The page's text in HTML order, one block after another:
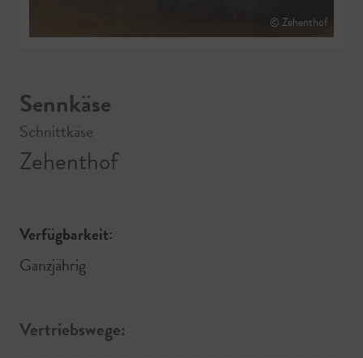
© Zehenthof
Sennkäse
Schnittkäse
Zehenthof
Verfügbarkeit:
Ganzjährig
Vertriebswege: